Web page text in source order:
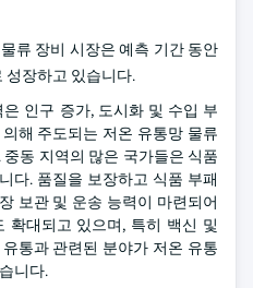
류 장비 시장은 예측 기간 동안
성장하고 있습니다.
은 인구 증가, 도시화 및 수입 부
해 주도되는 저온 유통망 물류
동 지역의 많은 국가들은 식품
다. 품질을 보장하고 식품 부패
보관 및 운송 능력이 마련되어
확대되고 있으며, 특히 백신 및
통과 관련된 분야가 저온 유통
니다.